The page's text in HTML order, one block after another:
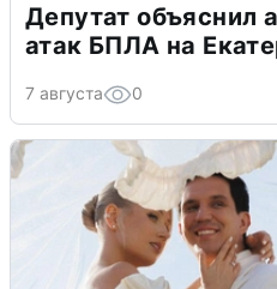
Депутат объяснил
атак БПЛА на
7 августа 0